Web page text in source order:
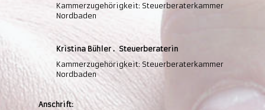
Kammerzugehörigkeit: Steuerberaterkammer
Nordbaden
Kristina Bühler . Steuerberaterin
Kammerzugehörigkeit: Steuerberaterkammer
Nordbaden
Anschrift: